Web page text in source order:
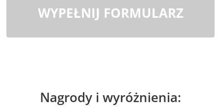
WYPEŁNIJ FORMULARZ
Nagrody i wyróżnienia: